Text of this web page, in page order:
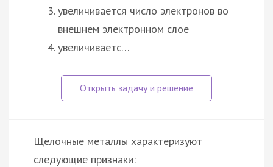
увеличивается число электронов во
внешнем электронном слое
увеличиваетс…
Щелочные металлы характеризуют
следующие признаки: